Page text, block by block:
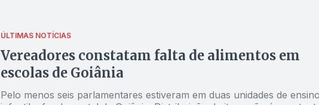
ÚLTIMAS NOTÍCIAS
Vereadores constatam falta de alimentos em
escolas de Goiânia
Pelo menos seis parlamentares estiveram em duas unidades de ensino